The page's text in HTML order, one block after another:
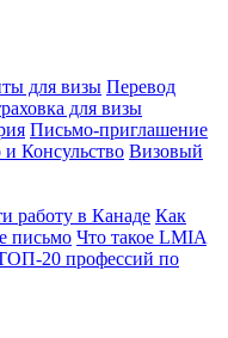
для визы Перевод
для визы
Письмо-приглашение
и Консульство Визовый
работу в Канаде Как
письмо Что такое LMIA
20 профессий по